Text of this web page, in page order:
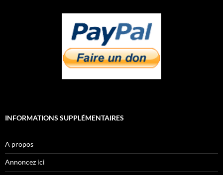
INFORMATIONS SUPPLÉMENTAIRES
A propos
Annoncez ici